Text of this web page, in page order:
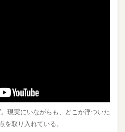
現実にいながらも、どこか浮ついた
を取り入れている。